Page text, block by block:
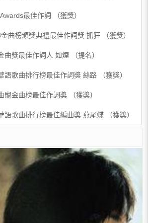
最佳作詞 （獲獎）
曲榜頒獎典禮最佳作詞獎 抓狂 （獲獎）
曲獎最佳作詞人 如煙 （提名）
語歌曲排行榜最佳作詞獎 絲路 （獲獎）
寵金曲榜最佳作詞獎 （獲獎）
語歌曲排行榜最佳編曲獎 燕尾蝶 （獲獎）